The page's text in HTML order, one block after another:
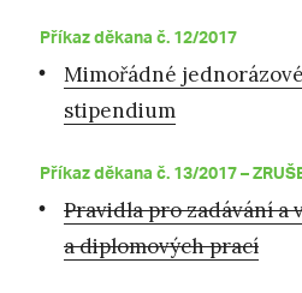
Příkaz děkana č. 12/2017
Mimořádné
stipendium
Příkaz děkana č. 13/2017 –
Pravidla pro zadávání a
a diplomových prací